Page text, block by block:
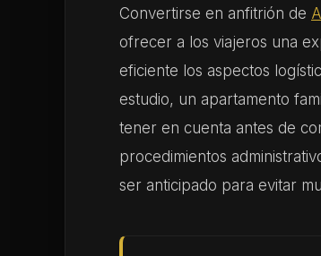
Convertirse en anfitrión de
ofrecer a los viajeros una
eficiente los aspectos
estudio, un apartamento
tener en cuenta antes de
procedimientos
ser anticipado para evitar